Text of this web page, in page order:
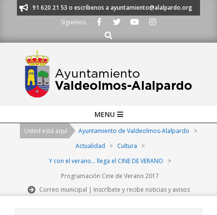
al 91 620 21 53 o escríbenos a ayuntamiento@alalpardo.org
Síguenos
Buscar
Navigation
MENU
Usted está aquí Ayuntamiento de Valdeolmos-Alalpardo
>
Actualidad
> Cultura
>
Y con el verano… llega el CINE DE VERANO
>
Programación Cine de Verano 2017
Correo municipal | Inscríbete y recibe noticias y avisos